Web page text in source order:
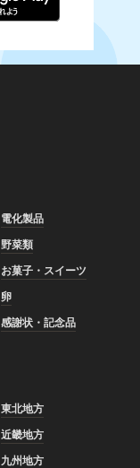
電化製品
野菜類
お菓子・スイーツ
卵
感謝状・記念品
東北地方
近畿地方
九州地方